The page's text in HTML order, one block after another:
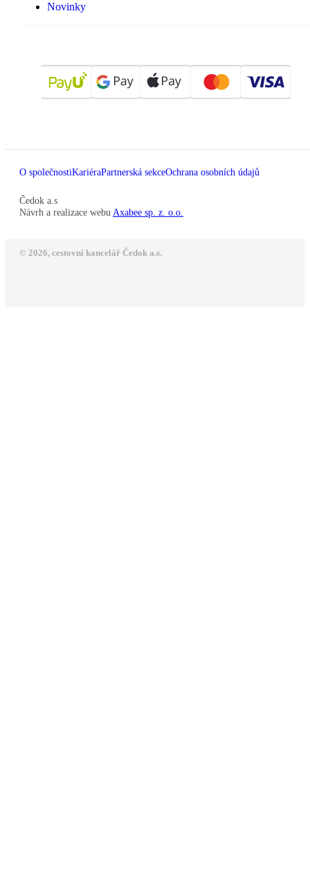
Novinky
O společnostiKariéraPartnerská sekceOchrana osobních údajů
Čedok a.s
Návrh a realizace webu Axabee sp. z. o.o.
© 2026, cestovní kancelář Čedok a.s.